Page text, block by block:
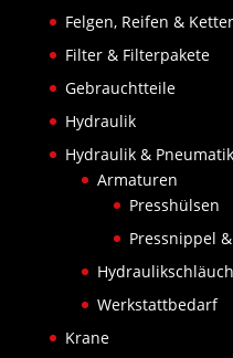
Felgen, Reifen &
Filter & Filterpakete
Gebrauchtteile
Hydraulik
Hydraulik & Pneumatik
Armaturen
Presshülsen
Pressnippel
Werkstattbedarf
Krane